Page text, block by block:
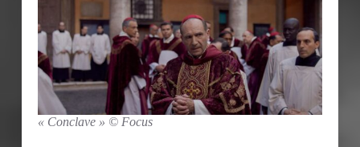
« Conclave » © Focus